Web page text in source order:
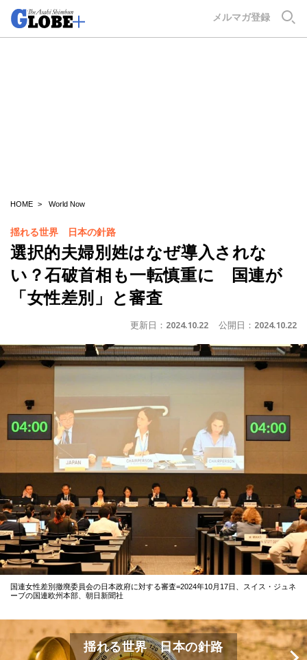
メルマガ登録
HOME World Now
揺れる世界 日本の針路
選択的夫婦別姓はなぜ導入されな
い？石破首相も一転慎重に 国連が
「女性差別」と審査
更新日： 2024.10.22 公開日： 2024.10.22
国連女性差別撤廃委員会の日本政府に対する審査=2024年10月17日、スイス・ジュネ
ーブの国連欧州本部、朝日新聞社
揺れる世界 日本の針路